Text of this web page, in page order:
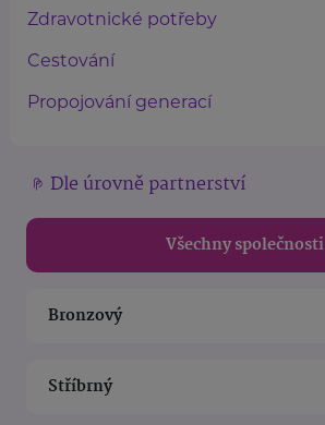
Zdravotnické potřeby
Cestování
Propojování generací
Dle úrovně partnerství
Všechny společnosti
Bronzový
Stříbrný